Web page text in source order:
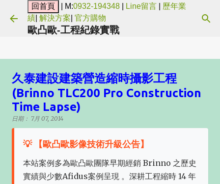
跳到主要內容
| M:0932-194348 Line留言
歷年業
績 解決方案 官方購物
歐凸歐-工程紀錄實戰
久泰建設建築營造縮時攝影工程
(Brinno TLC200 Pro Construction
Time Lapse)
日期： 7月 07, 2014
💡 【歐凸歐影像技術升級公告】
本站案例多為歐凸歐團隊早期經銷 Brinno 之歷史
實績與少數Afidus案例呈現 。深耕工程縮時 14 年